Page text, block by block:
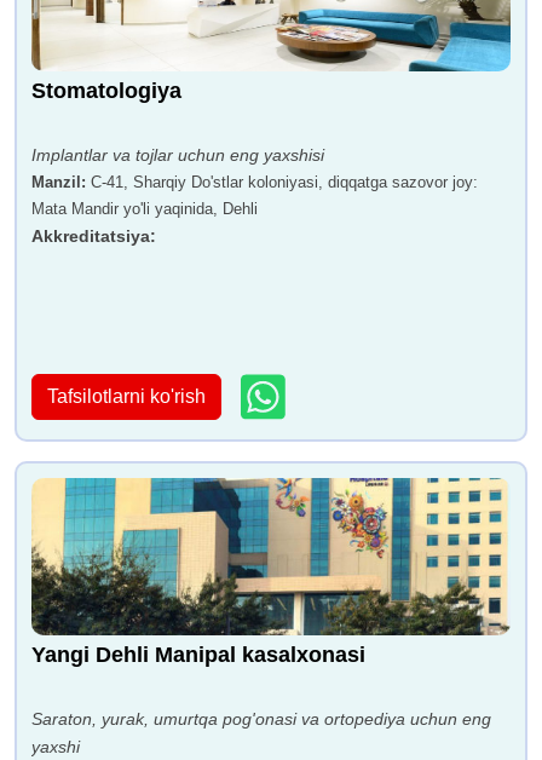
Stomatologiya
Implantlar va tojlar uchun eng yaxshisi
Manzil : C-41, Sharqiy Do'stlar koloniyasi, diqqatga sazovor joy:
Mata Mandir yo'li yaqinida, Dehli
Akkreditatsiya:
Tafsilotlarni ko'rish
Yangi Dehli Manipal kasalxonasi
Saraton, yurak, umurtqa pog'onasi va ortopediya uchun eng
yaxshi